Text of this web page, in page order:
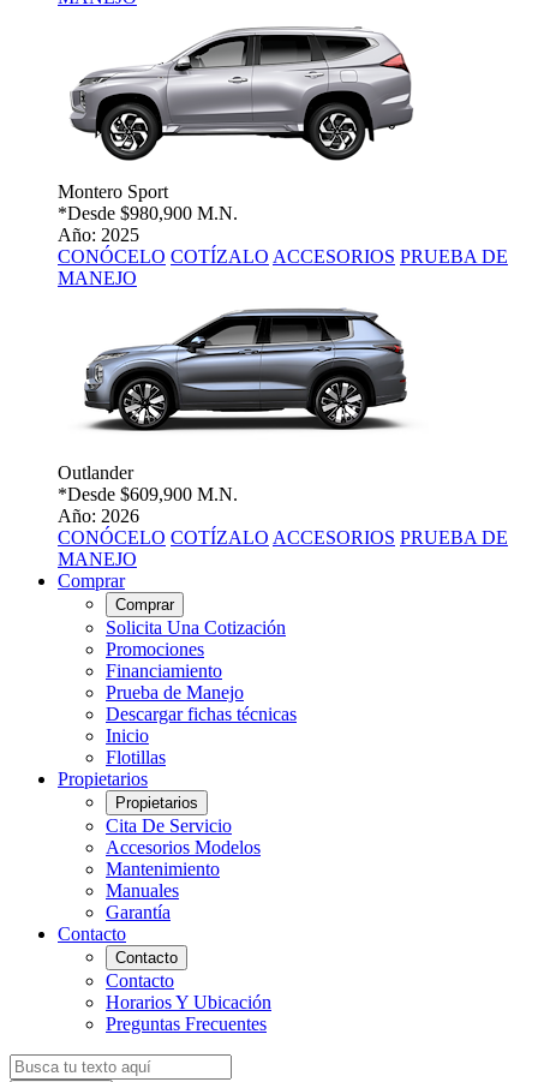
Montero Sport
*Desde $980,900 M.N.
Año: 2025
CONÓCELO COTÍZALO ACCESORIOS PRUEBA DE
MANEJO
Outlander
*Desde $609,900 M.N.
Año: 2026
CONÓCELO COTÍZALO ACCESORIOS PRUEBA DE
MANEJO
Comprar
Comprar
Solicita Una Cotización
Promociones
Financiamiento
Prueba de Manejo
Descargar fichas técnicas
Inicio
Flotillas
Propietarios
Propietarios
Cita De Servicio
Accesorios Modelos
Mantenimiento
Manuales
Garantía
Contacto
Contacto
Contacto
Horarios Y Ubicación
Preguntas Frecuentes